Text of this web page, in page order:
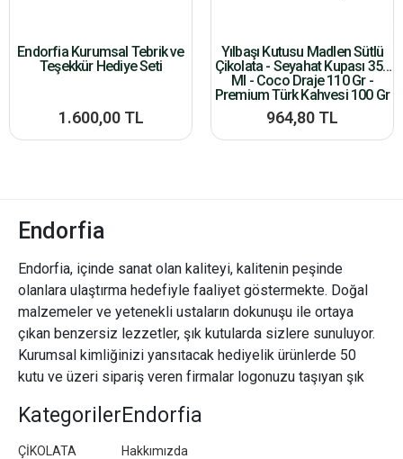
Endorfia Kurumsal Tebrik ve
Teşekkür Hediye Seti
1.600,00 TL
Yılbaşı Kutusu Madlen Sütlü
Çikolata - Seyahat Kupası 350
Ml - Coco Draje 110 Gr -
Premium Türk Kahvesi 100 Gr
964,80 TL
Endorfia
Endorfia, içinde sanat olan kaliteyi, kalitenin peşinde
olanlara ulaştırma hedefiyle faaliyet göstermekte. Doğal
malzemeler ve yetenekli ustaların dokunuşu ile ortaya
çıkan benzersiz lezzetler, şık kutularda sizlere sunuluyor.
Kurumsal kimliğinizi yansıtacak hediyelik ürünlerde 50
kutu ve üzeri sipariş veren firmalar logonuzu taşıyan şık
Kategoriler
ÇİKOLATA
Endorfia
Hakkımızda